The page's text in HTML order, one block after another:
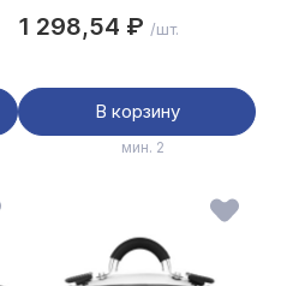
индукция
1 298,54 ₽ /шт.
В корзину
мин. 2